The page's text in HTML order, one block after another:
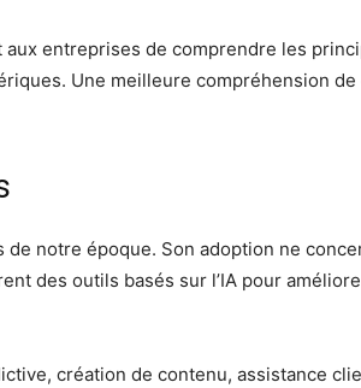
entreprises de comprendre les
Une meilleure compréhension
notre époque. Son adoption ne
des outils basés sur l’IA pour
création de contenu, assistance